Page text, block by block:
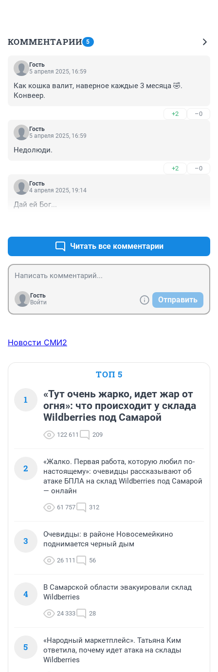
КОММЕНТАРИИ 5
Гость
5 апреля 2025, 16:59
Как кошка валит, наверное каждые 3 месяца 🤣.
Конвеер.
+2 –0
Гость
5 апреля 2025, 16:59
Недолюди.
+2 –0
Гость
4 апреля 2025, 19:14
Дай ей Бог...
Читать все комментарии
Гость
Войти
Отправить
Новости СМИ2
ТОП 5
1
«Тут очень жарко, идет жар от
огня»: что происходит у склада
Wildberries под Самарой
122 611 209
2
«Жалко. Первая работа, которую любил по-
настоящему»: очевидцы рассказывают об
атаке БПЛА на склад Wildberries под Самарой
— онлайн
61 757 312
3
Очевидцы: в районе Новосемейкино
поднимается черный дым
26 111 56
4
В Самарской области эвакуировали склад
Wildberries
24 333 28
5
«Народный маркетплейс». Татьяна Ким
ответила, почему идет атака на склады
Wildberries